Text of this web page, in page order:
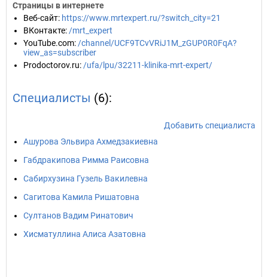
Страницы в интернете
Веб-сайт: https://www.mrtexpert.ru/?switch_city=21
ВКонтакте: /mrt_expert
YouTube.com: /channel/UCF9TCvVRiJ1M_zGUP0R0FqA?
view_as=subscriber
Prodoctorov.ru: /ufa/lpu/32211-klinika-mrt-expert/
Специалисты (6):
Добавить специалиста
Ашурова Эльвира Ахмедзакиевна
Габдракипова Римма Раисовна
Сабирхузина Гузель Вакилевна
Сагитова Камила Ришатовна
Султанов Вадим Ринатович
Хисматуллина Алиса Азатовна